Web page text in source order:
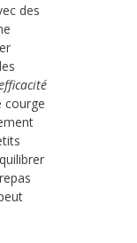
des
courge